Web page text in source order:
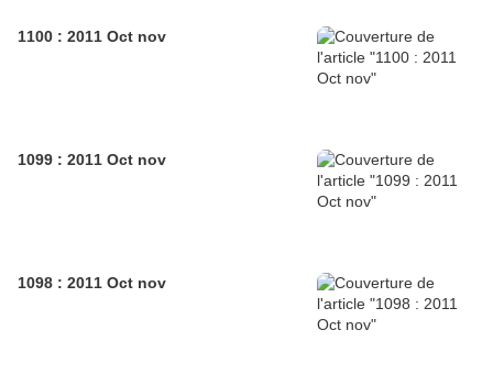
1100 : 2011 Oct nov
1099 : 2011 Oct nov
1098 : 2011 Oct nov